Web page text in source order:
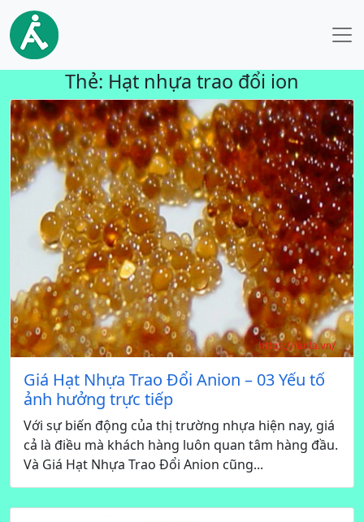
Thẻ: Hạt nhựa trao đổi ion
Giá Hạt Nhựa Trao Đổi Anion – 03 Yếu tố
ảnh hưởng trực tiếp
Với sự biến động của thị trường nhựa hiện nay, giá
cả là điều mà khách hàng luôn quan tâm hàng đầu.
Và Giá Hạt Nhựa Trao Đổi Anion cũng...